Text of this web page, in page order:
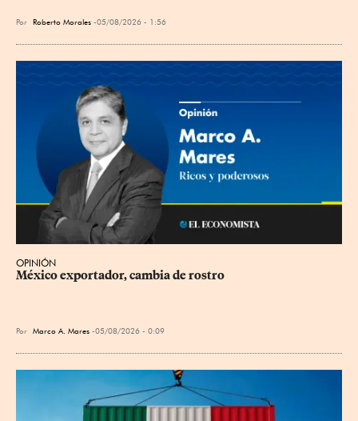
Por Roberto Morales 05/08/2026 - 1:56
OPINIÓN
México exportador, cambia de rostro
Por Marco A. Mares 05/08/2026 - 0:09